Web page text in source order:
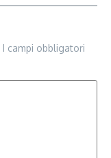
I campi obbligatori